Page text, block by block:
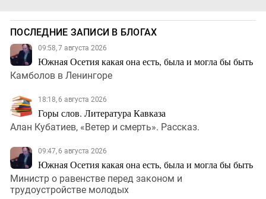
ПОСЛЕДНИЕ ЗАПИСИ В БЛОГАХ
09:58, 7 августа 2026
Южная Осетия какая она есть, была и могла бы быть
Камболов в Ленингоре
18:18, 6 августа 2026
Горы слов. Литература Кавказа
Алан Кубатиев, «Ветер и смерть». Рассказ.
09:47, 6 августа 2026
Южная Осетия какая она есть, была и могла бы быть
Министр о равенстве перед законом и
трудоустройстве молодых